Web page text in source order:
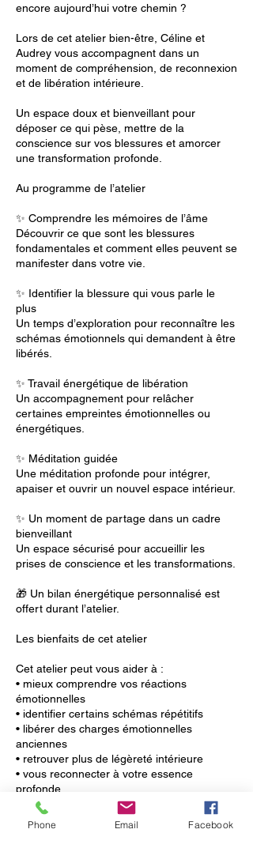
encore aujourd’hui votre chemin ?
Lors de cet atelier bien-être, Céline et
Audrey vous accompagnent dans un
moment de compréhension, de reconnexion
et de libération intérieure.
Un espace doux et bienveillant pour
déposer ce qui pèse, mettre de la
conscience sur vos blessures et amorcer
une transformation profonde.
Au programme de l’atelier
✨ Comprendre les mémoires de l’âme
Découvrir ce que sont les blessures
fondamentales et comment elles peuvent se
manifester dans votre vie.
✨ Identifier la blessure qui vous parle le
plus
Un temps d’exploration pour reconnaître les
schémas émotionnels qui demandent à être
libérés.
✨ Travail énergétique de libération
Un accompagnement pour relâcher
certaines empreintes émotionnelles ou
énergétiques.
✨ Méditation guidée
Une méditation profonde pour intégrer,
apaiser et ouvrir un nouvel espace intérieur.
✨ Un moment de partage dans un cadre
bienveillant
Un espace sécurisé pour accueillir les
prises de conscience et les transformations.
🎁 Un bilan énergétique personnalisé est
offert durant l’atelier.
Les bienfaits de cet atelier
Cet atelier peut vous aider à :
• mieux comprendre vos réactions
émotionnelles
• identifier certains schémas répétitifs
• libérer des charges émotionnelles
anciennes
• retrouver plus de légèreté intérieure
• vous reconnecter à votre essence
profonde
C’est un véritable voyage intérieur pour
Phone Email Facebook